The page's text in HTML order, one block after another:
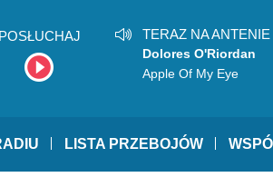
POSŁUCHAJ TERAZ NA ANTENIE
Dolores O'Riordan
Apple Of My Eye
LISTA PRZEBOJÓW